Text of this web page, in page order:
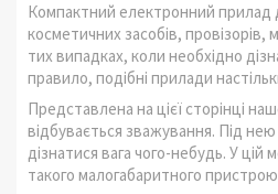
Компактний електронний прилад
косметичних засобів, провізорів,
тих випадках, коли необхідно
правило, подібні прилади
Представлена на цієї сторінці
відбувається зважування. Під
дізнатися вага чого-небудь. У
такого малогабаритного